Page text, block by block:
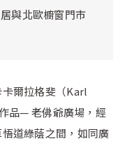
與北歐櫥窗門市
爾拉格斐（Karl
品— 老佛爺廣場，經
道綠蔭之間，如同廣